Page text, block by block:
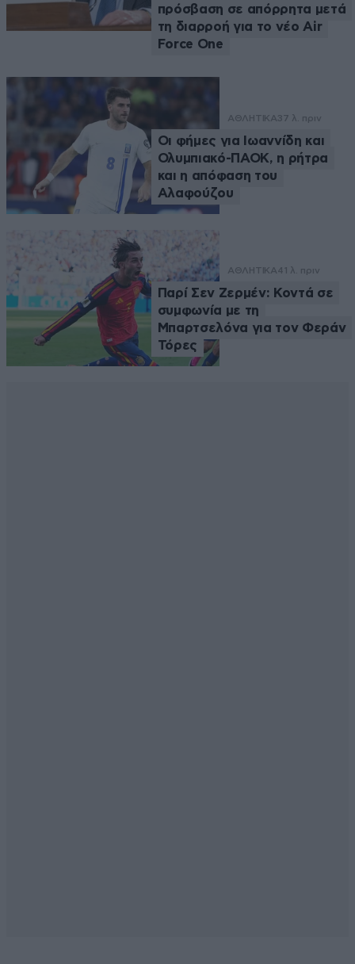
πρόσβαση σε απόρρητα μετά
τη διαρροή για το νέο Air
Force One
ΑΘΛΗΤΙΚΑ37 λ. πριν
Οι φήμες για Ιωαννίδη και
Ολυμπιακό-ΠΑΟΚ, η ρήτρα
και η απόφαση του
Αλαφούζου
ΑΘΛΗΤΙΚΑ41 λ. πριν
Παρί Σεν Ζερμέν: Κοντά σε
συμφωνία με τη
Μπαρτσελόνα για τον Φεράν
Τόρες